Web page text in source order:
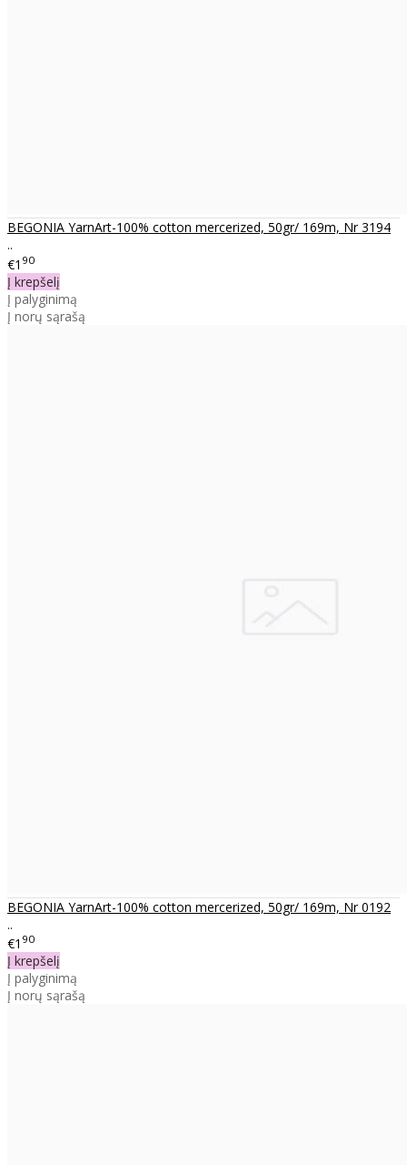
BEGONIA YarnArt-100% cotton mercerized, 50gr/ 169m, Nr 3194
..
€1 90
Į krepšelį
Į palyginimą
Į norų sąrašą
BEGONIA YarnArt-100% cotton mercerized, 50gr/ 169m, Nr 0192
..
€1 90
Į krepšelį
Į palyginimą
Į norų sąrašą